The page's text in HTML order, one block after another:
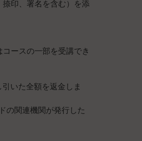
印、署名を含む）を添
ースの一部を受講でき
いた全額を返金しま
の関連機関が発行した